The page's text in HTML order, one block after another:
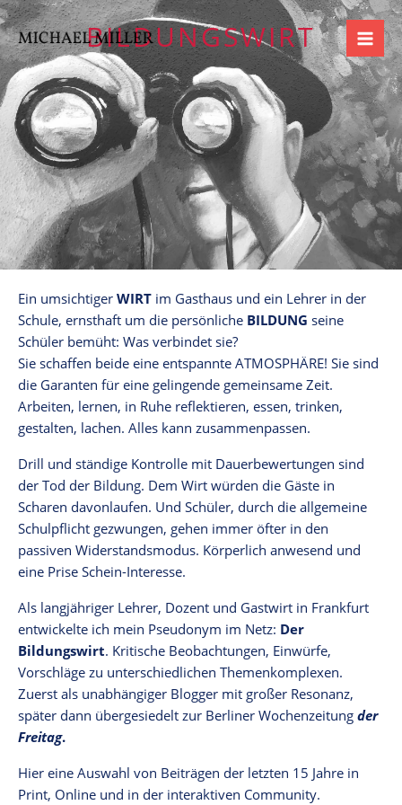
Zum
Inhalt
springen
BILDUNGSWIRT
Ein umsichtiger WIRT im Gasthaus und ein Lehrer in der
Schule, ernsthaft um die persönliche BILDUNG seine
Schüler bemüht: Was verbindet sie?
Sie schaffen beide eine entspannte ATMOSPHÄRE! Sie sind
die Garanten für eine gelingende gemeinsame Zeit.
Arbeiten, lernen, in Ruhe reflektieren, essen, trinken,
gestalten, lachen. Alles kann zusammenpassen.
Drill und ständige Kontrolle mit Dauerbewertungen sind
der Tod der Bildung. Dem Wirt würden die Gäste in
Scharen davonlaufen. Und Schüler, durch die allgemeine
Schulpflicht gezwungen, gehen immer öfter in den
passiven Widerstandsmodus. Körperlich anwesend und
eine Prise Schein-Interesse.
Als langjähriger Lehrer, Dozent und Gastwirt in Frankfurt
entwickelte ich mein Pseudonym im Netz: Der
Bildungswirt. Kritische Beobachtungen, Einwürfe,
Vorschläge zu unterschiedlichen Themenkomplexen.
Zuerst als unabhängiger Blogger mit großer Resonanz,
später dann übergesiedelt zur Berliner Wochenzeitung der
Freitag.
Hier eine Auswahl von Beiträgen der letzten 15 Jahre in
Print, Online und in der interaktiven Community.